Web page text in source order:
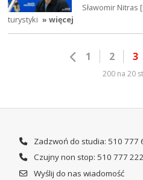
Sławomir Nitras
turystyki » więcej
1 2 3
200 na 20
Zadzwoń do studia: 510 777
Czujny non stop: 510 777 222
Wyślij do nas wiadomość